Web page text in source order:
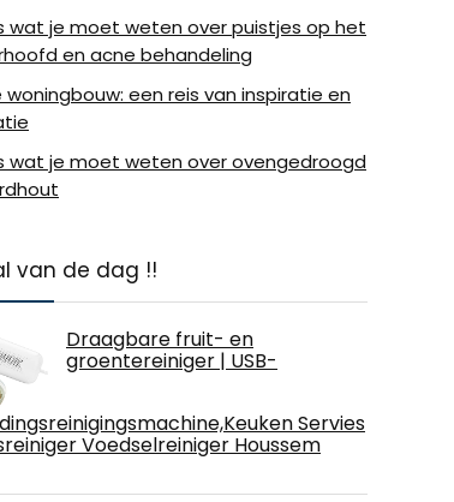
wat je moet weten over puistjes op het
en acne behandeling
woningbouw: een reis van inspiratie en
wat je moet weten over ovengedroogd
van de dag !!
Draagbare fruit- en
groentereiniger | USB-
Servies
Voedselreiniger Houssem